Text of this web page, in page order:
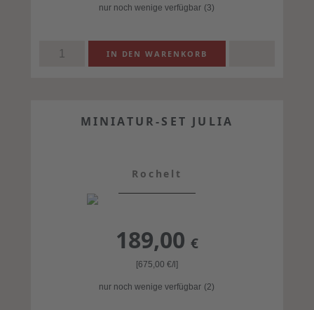
nur noch wenige verfügbar (3)
MINIATUR-SET JULIA
Rochelt
189,00 €
[675,00 €/l]
nur noch wenige verfügbar (2)